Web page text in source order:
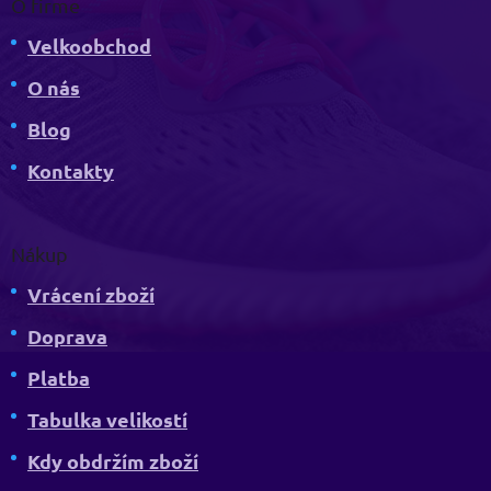
O firmě
Velkoobchod
O nás
Blog
Kontakty
Nákup
Vrácení zboží
Doprava
Platba
Tabulka velikostí
Kdy obdržím zboží